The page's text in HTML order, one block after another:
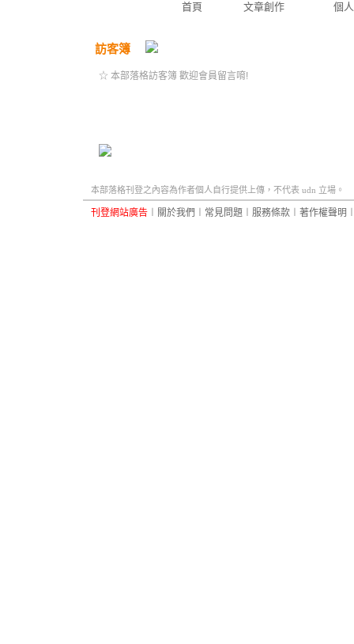
首頁 文章創作 個
訪客簿
☆ 本部落格訪客簿 歡迎會員留言唷!
本部落格刊登之內容為作者個人自行提供上傳，不代表 udn 立場。
刊登網站廣告 關於我們 常見問題 服務條款 著作權聲明